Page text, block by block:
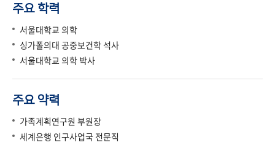
주요 학력
서울대학교 의학
싱가폴의대 공중보건학 석사
서울대학교 의학 박사
주요 약력
가족계획연구원 부원장
세계은행 인구사업국 전문직